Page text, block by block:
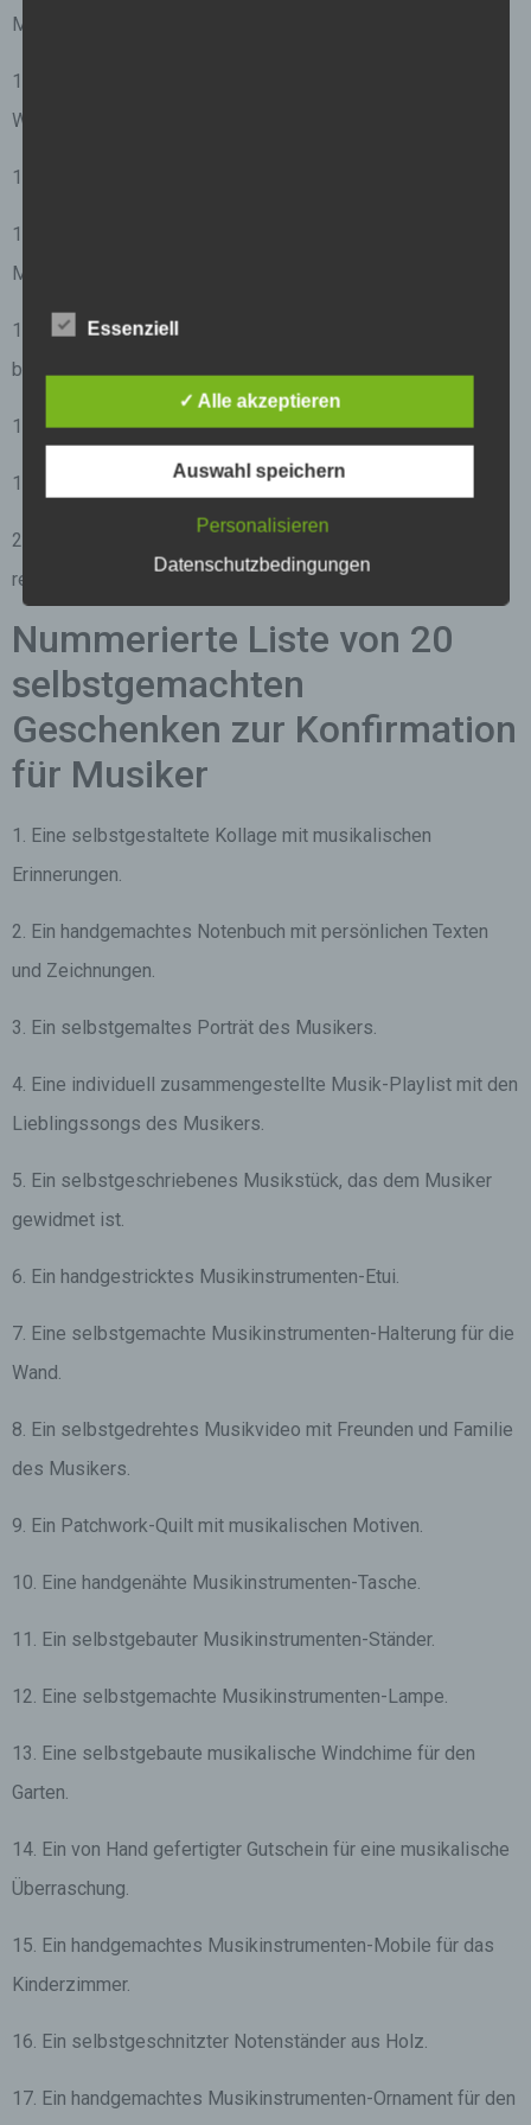
Musikers.
14. Ein Musikreiseführer, um die musikalischsten Orte der
Welt zu entdecken.
15. Ein VIP-Ticket für ein exklusives Konzerterlebnis.
16. Ein
Musikers.
17. Ein original handgeschriebenes Notenblatt eines
bekannten Komponisten.
18. Ein musikalischer Gegenstand mit hohem Sammlerwert.
19. Ein von einem Musiker signiertes Album auf Vinyl.
20. Ein Stipendium für ein musikalisches Studium an einer
renommierten Hochschule.
Nummerierte Liste von 20
selbstgemachten
Geschenken zur Konfirmation
für Musiker
1. Eine selbstgestaltete Kollage mit musikalischen
Erinnerungen.
2. Ein handgemachtes Notenbuch mit persönlichen Texten
und Zeichnungen.
3. Ein selbstgemaltes Porträt des Musikers.
4. Eine individuell zusammengestellte Musik-Playlist mit den
Lieblingssongs des Musikers.
5. Ein selbstgeschriebenes Musikstück, das dem Musiker
gewidmet ist.
6. Ein handgestricktes Musikinstrumenten-Etui.
7. Eine selbstgemachte Musikinstrumenten-Halterung für die
Wand.
8. Ein selbstgedrehtes Musikvideo mit Freunden und Familie
des Musikers.
9. Ein Patchwork-Quilt mit musikalischen Motiven.
10. Eine handgenähte Musikinstrumenten-Tasche.
11. Ein selbstgebauter Musikinstrumenten-Ständer.
12. Eine selbstgemachte Musikinstrumenten-Lampe.
13. Eine selbstgebaute musikalische Windchime für den
Garten.
14. Ein von Hand gefertigter Gutschein für eine musikalische
Überraschung.
15. Ein handgemachtes Musikinstrumenten-Mobile für das
Kinderzimmer.
16. Ein selbstgeschnitzter Notenständer aus Holz.
17. Ein handgemachtes Musikinstrumenten-Ornament für den
Essenziell
✓ Alle akzeptieren
Auswahl speichern
Personalisieren
Datenschutzbedingungen